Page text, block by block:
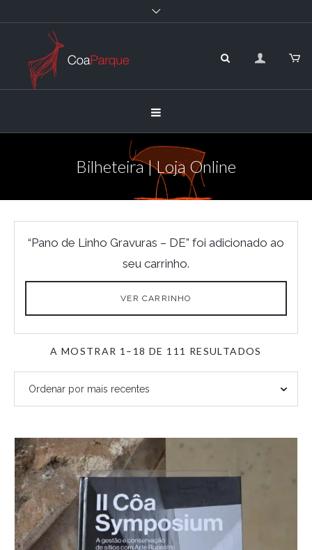
Bilheteira | Loja Online
“Pano de Linho Gravuras – DE” foi adicionado ao
seu carrinho.
VER CARRINHO
A MOSTRAR 1–18 DE 111 RESULTADOS
MAIS